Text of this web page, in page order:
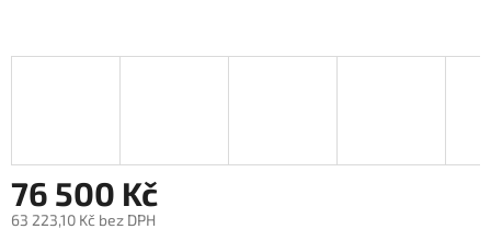
76 500 Kč
63 223,10 Kč bez DPH